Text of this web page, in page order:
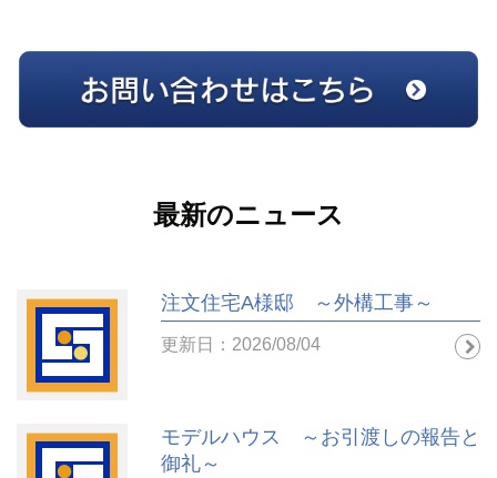
最新のニュース
注文住宅A様邸 ～外構工事～
更新日：2026/08/04
モデルハウス ～お引渡しの報告と
御礼～